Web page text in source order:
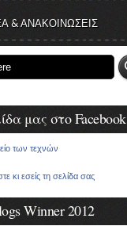
& ΑΝΑΚΟΙΝΩΣΕΙΣ
μας στο Facebook
των τεχνών
κι εσείς τη σελίδα σας
Winner 2012